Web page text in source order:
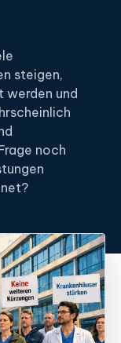
steigen,
werden und
noch